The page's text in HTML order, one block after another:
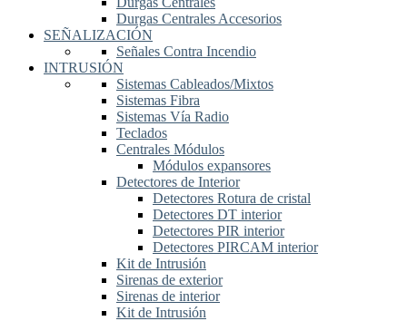
Durgas Centrales Accesorios
SEÑALIZACIÓN
Señales Contra Incendio
INTRUSIÓN
Sistemas Cableados/Mixtos
Sistemas Fibra
Sistemas Vía Radio
Teclados
Centrales Módulos
Módulos expansores
Detectores de Interior
Detectores Rotura de cristal
Detectores DT interior
Detectores PIR interior
Detectores PIRCAM interior
Kit de Intrusión
Sirenas de exterior
Sirenas de interior
Kit de Intrusión